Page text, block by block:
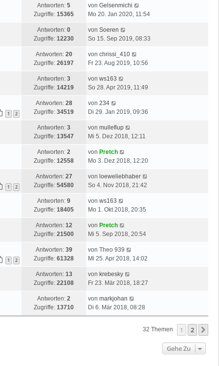
Antworten: 5
Zugriffe: 15365
von Gelsenmichi
Mo 20. Jan 2020, 11:54
Antworten: 0
Zugriffe: 12230
von Soeren
So 15. Sep 2019, 08:33
Antworten: 20
Zugriffe: 26197
von chrissi_410
Fr 23. Aug 2019, 10:56
Antworten: 3
Zugriffe: 14219
von ws163
So 28. Apr 2019, 11:49
1 2
Antworten: 28
Zugriffe: 34519
von 234
Di 29. Jan 2019, 09:36
Antworten: 3
Zugriffe: 13547
von mulleflup
Mi 5. Dez 2018, 12:11
Antworten: 2
Zugriffe: 12558
von Pretch
Mo 3. Dez 2018, 12:20
1 2
Antworten: 27
Zugriffe: 54580
von loeweliebhaber
So 4. Nov 2018, 21:42
Antworten: 9
Zugriffe: 18405
von ws163
Mo 1. Okt 2018, 20:35
Antworten: 12
Zugriffe: 21500
von Pretch
Mi 5. Sep 2018, 20:54
1 2
Antworten: 39
Zugriffe: 61328
von Theo 939
Mi 25. Apr 2018, 14:02
Antworten: 13
Zugriffe: 22108
von krebesky
Fr 23. Mär 2018, 18:27
Antworten: 2
Zugriffe: 13710
von markjohan
Di 6. Mär 2018, 08:28
32 Themen 1 2
Gehe Zu